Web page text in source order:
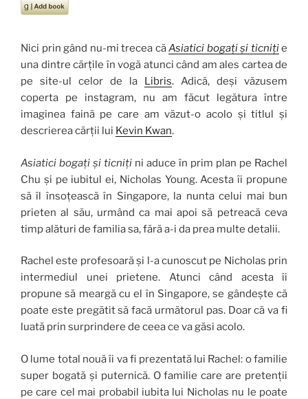
Nici prin gând nu-mi trecea căAsiatici bogați și ticniție
una dintre cărțile în vogă atunci când am ales cartea de
pe site-ul celor de la Libris. Adică, deși văzusem
coperta pe instagram, nu am făcut legătura între
imaginea faină pe care am văzut-o acolo și titlul și
descrierea cărții lui Kevin Kwan.
Asiatici bogați și ticniți ni aduce în prim plan pe Rachel
Chu și pe iubitul ei, Nicholas Young. Acesta îi propune
să îl însoțească în Singapore, la nunta celui mai bun
prieten al său, urmând ca mai apoi să petreacă ceva
timp alături de familia sa, fără a-i da prea multe detalii.
Rachel este profesoară și l-a cunoscut pe Nicholas prin
intermediul unei prietene. Atunci când acesta îi
propune să meargă cu el în Singapore, se gândește că
poate este pregătit să facă următorul pas. Doar că va fi
luată prin surprindere de ceea ce va găsi acolo.
O lume total nouă îi va fi prezentată lui Rachel: o familie
super bogată și puternică. O familie care are pretenții
pe care cel mai probabil iubita lui Nicholas nu le poate